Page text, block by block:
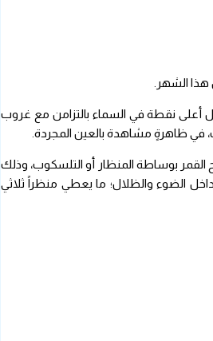
الشهر.
أعلى نقطة في السماء بالتزامن مع غروب
بوساطة المنظار أو التلسكوب، وذلك
الضوء والظلال؛ ما يعطي منظراً ثلاثي